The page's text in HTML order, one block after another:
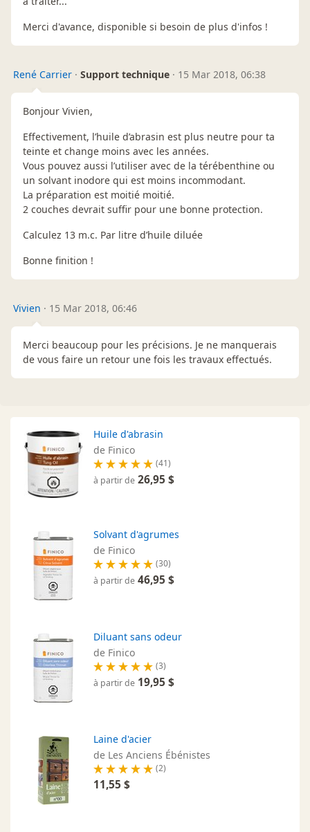
Merci d'avance, disponible si besoin de plus d'infos !
René Carrier · Support technique · 15 Mar 2018, 06:38
Bonjour Vivien,
Effectivement, l’huile d’abrasin est plus neutre pour ta
teinte et change moins avec les années.
Vous pouvez aussi l’utiliser avec de la térébenthine ou
un solvant inodore qui est moins incommodant.
La préparation est moitié moitié.
2 couches devrait suffir pour une bonne protection.
Calculez 13 m.c. Par litre d’huile diluée
Bonne finition !
Vivien · 15 Mar 2018, 06:46
Merci beaucoup pour les précisions. Je ne manquerais
de vous faire un retour une fois les travaux effectués.
Huile d'abrasin
de Finico
(41)
à partir de 26,95 $
Solvant d'agrumes
de Finico
(30)
à partir de 46,95 $
Diluant sans odeur
de Finico
(3)
à partir de 19,95 $
Laine d'acier
de Les Anciens Ébénistes
(2)
11,55 $